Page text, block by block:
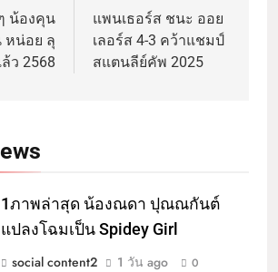
น้องคุน
หน่อย ลุ
ว 2568
แพนเธอร์ส ชนะ ออย
เลอร์ส 4-3 คว้าแชมป์
สแตนลีย์คัพ 2025
1ภาพล่าสุด น้องณดา ปุณณกันต์
แปลงโฉมเป็น Spidey Girl
social content2
1 วัน ago 0